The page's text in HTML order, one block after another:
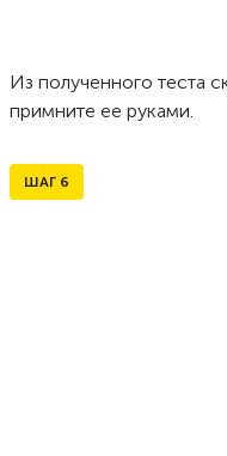
Из полученного теста
примните ее руками.
ШАГ 6